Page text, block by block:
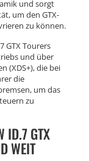
und sorgt
um den GTX-
zu können.
GTX Tourers
und über
(XDS+), die bei
die
um das
zu
ID.7 GTX
WEIT